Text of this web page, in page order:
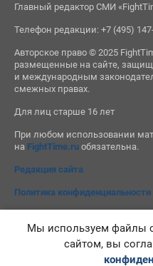
Главный редактор СМИ
Телефон редакции: +7 (495)
Авторское право © 2025
размещенные на сайте,
и международным
смежных правах.
Для лиц старше 16 лет
При любом использовании
на FightTime.ruобязательна.
Редакция сайта
Политика конфиденциальности
Мы используем файлы
сайтом, вы